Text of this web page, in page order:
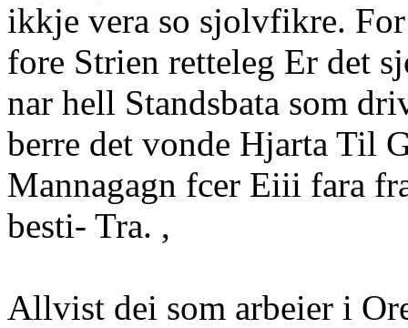
ikkje vera so sjolvfikre. For
fore Strien retteleg Er det
nar hell Standsbata som
berre det vonde Hjarta Til
Mannagagn fcer Eiii fara
besti- Tra. ,
Allvist dei som arbeier i